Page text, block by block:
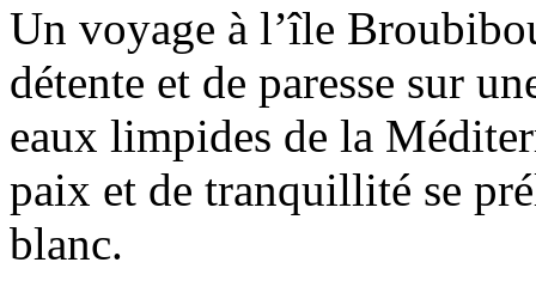
Un voyage à l’île
détente et de paresse sur
eaux limpides de la
paix et de tranquillité se
blanc.